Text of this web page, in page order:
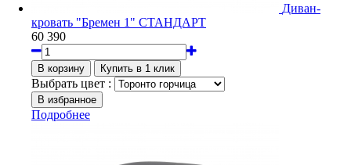
Диван-
кровать "Бремен 1" СТАНДАРТ
60 390
Выбрать цвет :
Подробнее